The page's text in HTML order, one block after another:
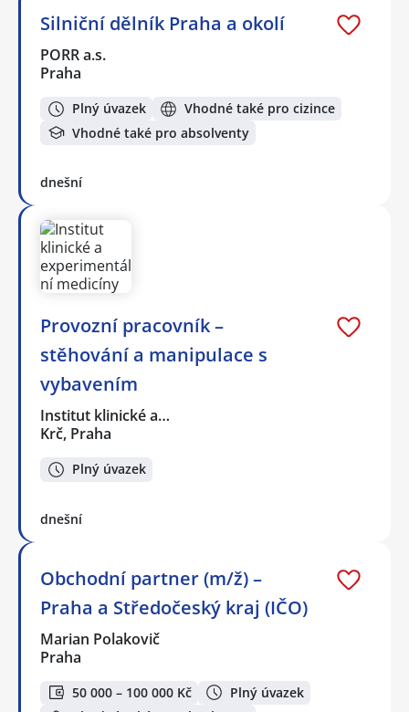
Silniční dělník Praha a okolí
PORR a.s.
Praha
Plný úvazek
Vhodné také pro cizince
Vhodné také pro absolventy
dnešní
Provozní pracovník –
stěhování a manipulace s
vybavením
Institut klinické a…
Krč, Praha
Plný úvazek
dnešní
Obchodní partner (m/ž) –
Praha a Středočeský kraj (IČO)
Marian Polakovič
Praha
50 000 – 100 000 Kč
Plný úvazek